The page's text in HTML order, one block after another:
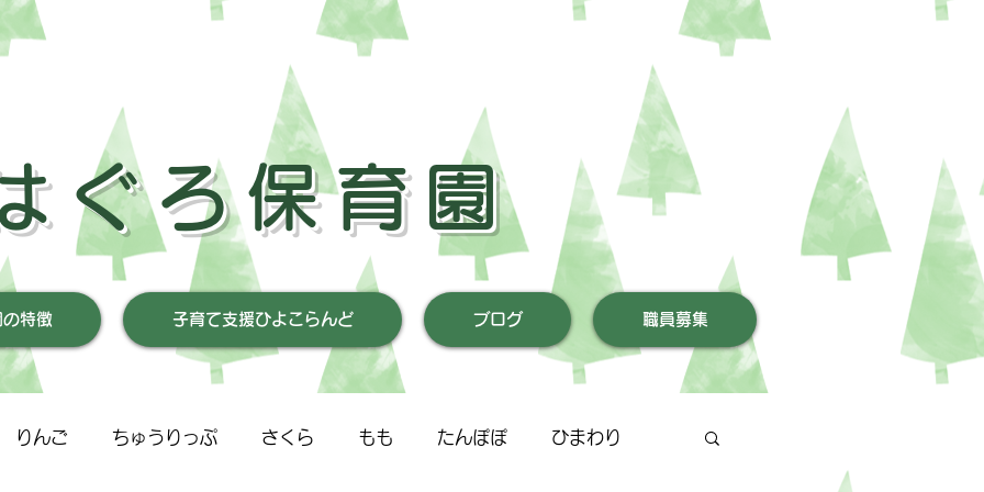
ぐろ保育園
特徴 子育て支援ひよこらんど ブログ 職員募集
りんご ちゅうりっぷ さくら もも たんぽぽ ひまわり